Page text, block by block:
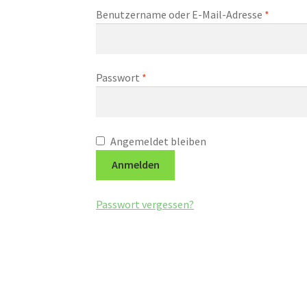
Benutzername oder E-Mail-Adresse *
Passwort *
Angemeldet bleiben
Anmelden
Passwort vergessen?